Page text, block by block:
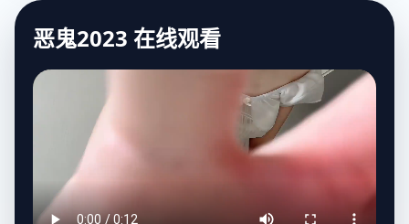
恶鬼2023 在线观看